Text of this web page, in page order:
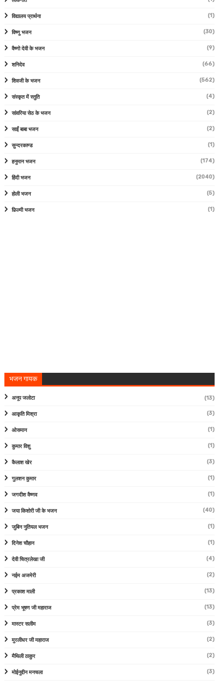
विद्यालय प्रार्थना (1)
विष्णु भजन (30)
वैष्णो देवी के भजन (9)
शनिदेव (66)
शिवजी के भजन (562)
संस्कृत में स्तुति (4)
सांवरिया सेठ के भजन (2)
साईं बाबा भजन (2)
सुन्दरकाण्ड (1)
हनुमान भजन (174)
हिंदी भजन (2040)
होली भजन (5)
फ़िल्मी भजन (1)
भजन गायक
अनूप जलोटा (13)
आकृति मिश्रा (3)
ओसमान (1)
कुमार विशु (1)
कैलाश खेर (3)
गुलशन कुमार (1)
जगदीश वैष्णव (1)
जया किशोरी जी के भजन (40)
जुबिन नुतियल भजन (1)
दिनेश चौहान (1)
देवी चित्रलेखा जी (4)
नईम अजमेरी (2)
प्रकाश माली (13)
प्रेम भूषण जी महाराज (13)
मास्टर सलीम (3)
मुरलीधर जी महाराज (2)
मैथिली ठाकुर (2)
मोईनुद्दीन मनचला (3)